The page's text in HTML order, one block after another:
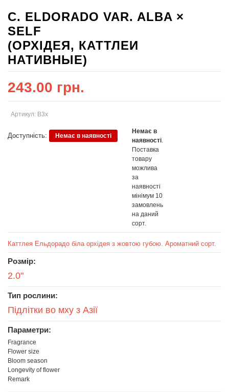
C. ELDORADO VAR. ALBA ×
SELF
(ОРХІДЕЯ, КАТТЛЕИ
НАТИВНЫЕ)
243.00 грн.
Артикул: В3х
Доступність: Немає в наявності
Немає в
наявності
Поставка
товару
можлива
за
наявності
мінімум 10
замовлень
на даний
сорт.
Каттлея Ельдорадо біла орхідея з жовтою губою. Ароматний сорт.
Розмір:
2.0"
Тип рослини:
Підлітки во мху з Азії
Параметри:
Fragrance
Flower size
Bloom season
Longevity of flower
Remark